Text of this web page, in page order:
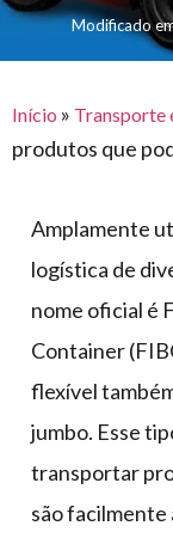
premiações
para
feira
offshore
civil
piscinas
automotivo
móveis,
calçados,
epi's
e
e logística
lonas
vida
Modificado
Início » Transporte
produtos que
Amplamente
logística de
nome oficial é
Container
flexível
jumbo. Esse
transportar
são facilmente